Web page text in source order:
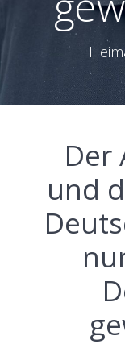
Der
und